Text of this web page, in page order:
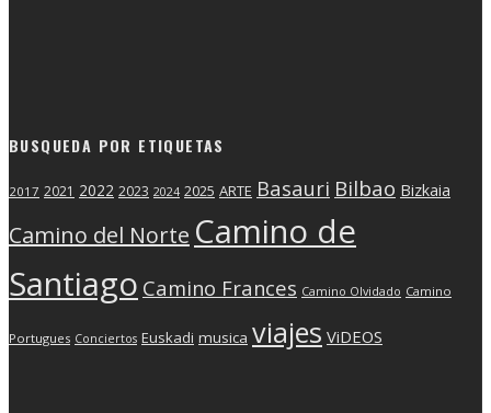
BUSQUEDA POR ETIQUETAS
2017 2021 2022 2023 2024 2025 ARTE Basauri Bilbao Bizkaia
Camino del Norte Camino de
Santiago Camino Frances Camino Olvidado Camino
Portugues Conciertos Euskadi musica viajes ViDEOS